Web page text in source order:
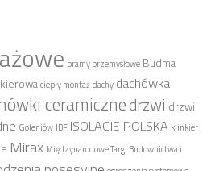
bramy przemysłowe Budma
ciepły montażdachy dachówka
ceramicznedrzwi drzwi
Goleniów IBF ISOLACJE POLSKA klinkier
Mirax Międzynarodowe Targi Budownictwa i